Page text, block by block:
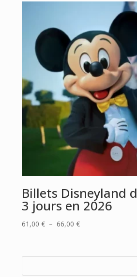
Billets Disneyland
3 jours en 2026
61,00 € – 66,00 €Plage
61,00 €